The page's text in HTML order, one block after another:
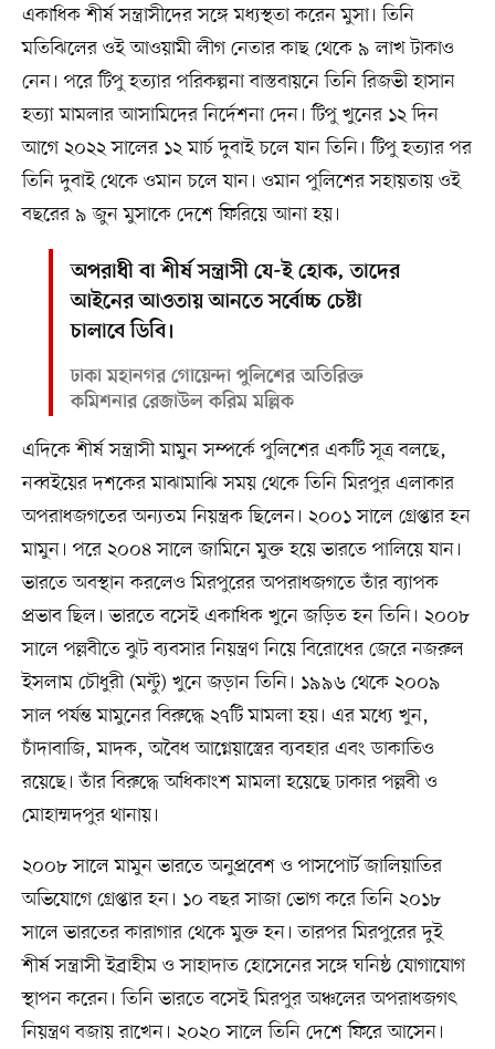
একাধিক শীর্ষ সন্ত্রাসীদের সঙ্গে মধ্যস্থতা করেন মুসা। তিনি
মতিঝিলের ওই আওয়ামী লীগ নেতার কাছ থেকে ৯ লাখ টাকাও
নেন। পরে টিপু হত্যার পরিকল্পনা বাস্তবায়নে তিনি রিজভী হাসান
হত্যা মামলার আসামিদের নির্দেশনা দেন। টিপু খুনের ১২ দিন
আগে ২০২২ সালের ১২ মার্চ দুবাই চলে যান তিনি। টিপু হত্যার পর
তিনি দুবাই থেকে ওমান চলে যান। ওমান পুলিশের সহায়তায় ওই
বছরের ৯ জুন মুসাকে দেশে ফিরিয়ে আনা হয়।
অপরাধী বা শীর্ষ সন্ত্রাসী যে-ই হোক, তাদের
আইনের আওতায় আনতে সর্বোচ্চ চেষ্টা
চালাবে ডিবি।
ঢাকা মহানগর গোয়েন্দা পুলিশের অতিরিক্ত
কমিশনার রেজাউল করিম মল্লিক
এদিকে শীর্ষ সন্ত্রাসী মামুন সম্পর্কে পুলিশের একটি সূত্র বলছে,
নব্বইয়ের দশকের মাঝামাঝি সময় থেকে তিনি মিরপুর এলাকার
অপরাধজগতের অন্যতম নিয়ন্ত্রক ছিলেন। ২০০১ সালে গ্রেপ্তার হন
মামুন। পরে ২০০৪ সালে জামিনে মুক্ত হয়ে ভারতে পালিয়ে যান।
ভারতে অবস্থান করলেও মিরপুরের অপরাধজগতে তাঁর ব্যাপক
প্রভাব ছিল। ভারতে বসেই একাধিক খুনে জড়িত হন তিনি। ২০০৮
সালে পল্লবীতে ঝুট ব্যবসার নিয়ন্ত্রণ নিয়ে বিরোধের জেরে নজরুল
ইসলাম চৌধুরী (মন্টু) খুনে জড়ান তিনি। ১৯৯৬ থেকে ২০০৯
সাল পর্যন্ত মামুনের বিরুদ্ধে ২৭টি মামলা হয়। এর মধ্যে খুন,
চাঁদাবাজি, মাদক, অবৈধ আগ্নেয়াস্ত্রের ব্যবহার এবং ডাকাতিও
রয়েছে। তাঁর বিরুদ্ধে অধিকাংশ মামলা হয়েছে ঢাকার পল্লবী ও
মোহাম্মদপুর থানায়।
২০০৮ সালে মামুন ভারতে অনুপ্রবেশ ও পাসপোর্ট জালিয়াতির
অভিযোগে গ্রেপ্তার হন। ১০ বছর সাজা ভোগ করে তিনি ২০১৮
সালে ভারতের কারাগার থেকে মুক্ত হন। তারপর মিরপুরের দুই
শীর্ষ সন্ত্রাসী ইব্রাহীম ও সাহাদাত হোসেনের সঙ্গে ঘনিষ্ঠ যোগাযোগ
স্থাপন করেন। তিনি ভারতে বসেই মিরপুর অঞ্চলের অপরাধজগৎ
নিয়ন্ত্রণ বজায় রাখেন। ২০২০ সালে তিনি দেশে ফিরে আসেন।